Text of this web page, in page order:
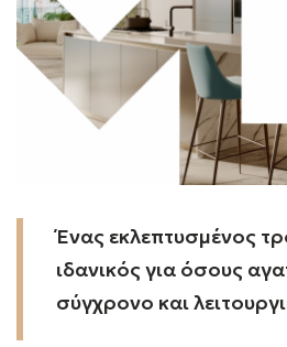
Ένας εκλεπτυσμένος
ιδανικός για όσους
σύγχρονο και